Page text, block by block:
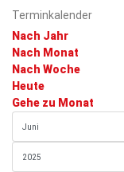
Terminkalender
Nach Jahr
Nach Monat
Nach Woche
Heute
Gehe zu Monat